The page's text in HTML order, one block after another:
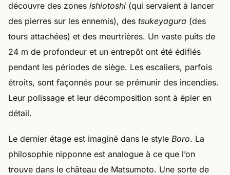
découvre des zones ishiotoshi (qui servaient à lancer
des pierres sur les ennemis), des tsukeyagura (des
tours attachées) et des meurtrières. Un vaste puits de
24 m de profondeur et un entrepôt ont été édifiés
pendant les périodes de siège. Les escaliers, parfois
étroits, sont façonnés pour se prémunir des incendies.
Leur polissage et leur décomposition sont à épier en
détail.
Le dernier étage est imaginé dans le style Boro. La
philosophie nipponne est analogue à ce que l’on
trouve dans le château de Matsumoto. Une sorte de